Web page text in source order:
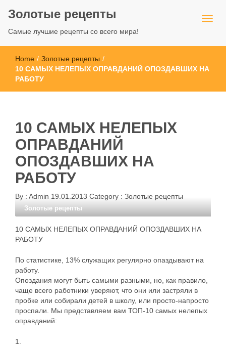
Золотые рецепты
Самые лучшие рецепты со всего мира!
Home / Золотые рецепты /
10 САМЫХ НЕЛЕПЫХ ОПРАВДАНИЙ ОПОЗДАВШИХ НА
РАБОТУ
10 САМЫХ НЕЛЕПЫХ
ОПРАВДАНИЙ
ОПОЗДАВШИХ НА
РАБОТУ
By : Admin 19.01.2013 Category : Золотые рецепты
Золотые рецепты
10 САМЫХ НЕЛЕПЫХ ОПРАВДАНИЙ ОПОЗДАВШИХ НА
РАБОТУ
По статистике, 13% служащих регулярно опаздывают на
работу.
Опоздания могут быть самыми разными, но, как правило,
чаще всего работники уверяют, что они или застряли в
пробке или собирали детей в школу, или просто-напросто
проспали. Мы представляем вам ТОП-10 самых нелепых
оправданий:
1.